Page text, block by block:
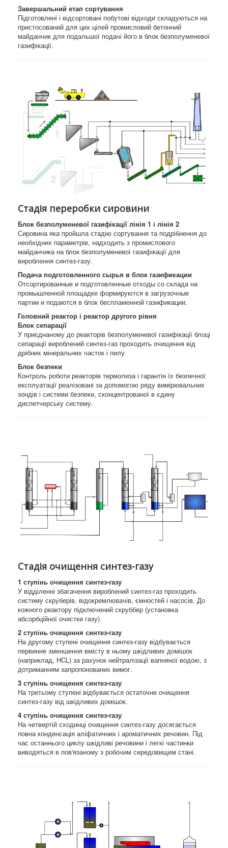
Завершальний етап сортування
Підготовлені і відсортовані побутові відходи складуються на
пристосований для цих цілей промисловий бетонний
майданчик для подальшої подачі його в блок безполуменевої
газифікації.
Стадія переробки сировини
Блок безполуменевої газифікації лінія 1 і лінія 2
Сировина яка пройшла стадію сортування та подрібнення до
необхідних параметрів, надходить з промислового
майданчика на блок безполуменевої газифікації для
вироблення синтез-газу.
Подача подготовленного сырья в блок газификации
Отсортированные и подготовленные отходы со склада на
промышленной площадке формируются в загрузочные
партии и подаются в блок беспламенной газификации.
Головний реактор і реактор другого рівня
Блок сепарації
У приєднаному до реакторів безполуменевої газифікації блоці
сепарації вироблений синтез-газ проходить очищення від
дрібних мінеральних часток і пилу
Блок безпеки
Контроль роботи реакторів термолиза і гарантія їх безпечної
експлуатації реалізовані за допомогою ряду вимірювальних
зондів і системи безпеки, сконцентрованої в єдину
диспетчерську систему.
Стадія очищення синтез-газу
1 ступінь очищення синтез-газу
У відділенні збагачення вироблений синтез-газ проходить
систему скруберів, відокремлювачів, ємностей і насосів. До
кожного реактору підключений скруббер (установка
абсорбційної очистки газу).
2 ступінь очищення синтез-газу
На другому ступені очищення синтез-газу відбувається
первинне зменшення вмісту в ньому шкідливих домішок
(наприклад, HCL) за рахунок нейтралізації вапняної водою, з
дотриманням запропонованих вимог.
3 ступінь очищення синтез-газу
На третьому ступені відбувається остаточне очищення
синтез-газу від шкідливих домішок.
4 ступінь очищення синтез-газу
На четвертій сходинці очищення синтез-газу досягається
повна конденсація аліфатичних і ароматичних речовин. Під
час останнього циклу шкідливі речовини і легкі частинки
виводяться в пов'язаному з робочим середовищем стані.